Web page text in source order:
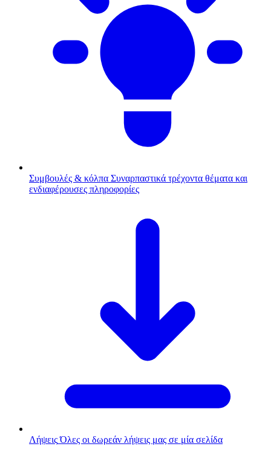
Συμβουλές & κόλπα Συναρπαστικά τρέχοντα θέματα και
ενδιαφέρουσες πληροφορίες
Λήψεις Όλες οι δωρεάν λήψεις μας σε μία σελίδα